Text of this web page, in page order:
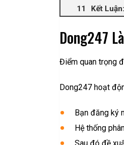
Kết
Dong247
Điểm quan trọng
Dong247 hoạt
Bạn đăng ký
Hệ thống